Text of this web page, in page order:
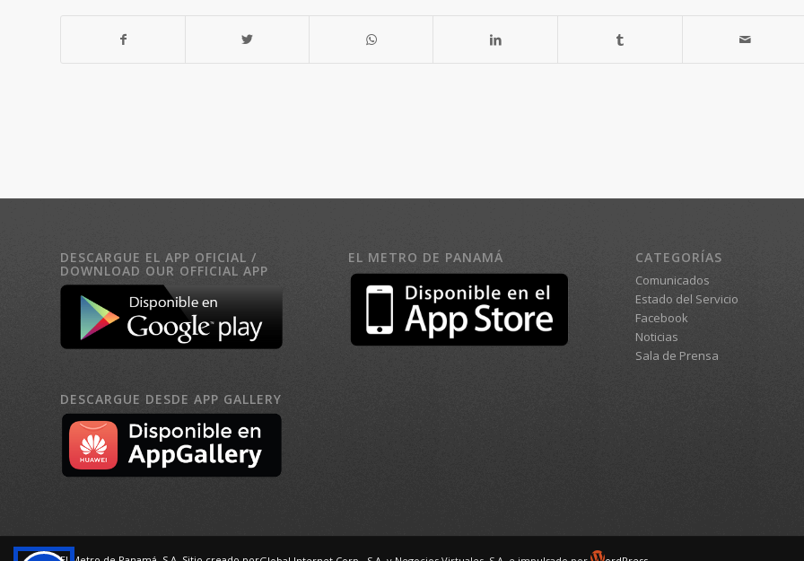
DESCARGUE EL APP OFICIAL /
DOWNLOAD OUR OFFICIAL APP
DESCARGUE DESDE APP GALLERY
EL METRO DE PANAMÁ CATEGORÍAS
Comunicados
Estado del Servicio
Facebook
Noticias
Sala de Prensa